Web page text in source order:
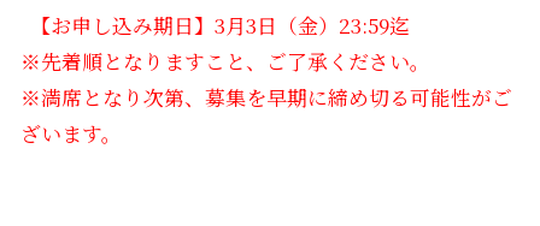
【お申し込み期日】3月3日（金）23:59迄
※先着順となりますこと、ご了承ください。
※満席となり次第、募集を早期に締め切る可能性がご
ざいます。